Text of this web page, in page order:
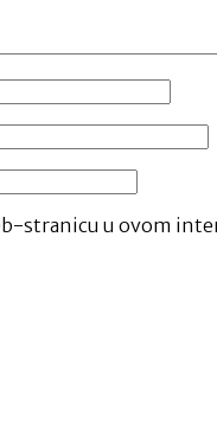
stranicu u ovom